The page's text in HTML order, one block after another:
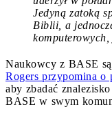
Jedyną zatoką
Biblii, a
komputerowych,
Naukowcy z BASE
Rogers przypomina o
aby zbadać
BASE w swym